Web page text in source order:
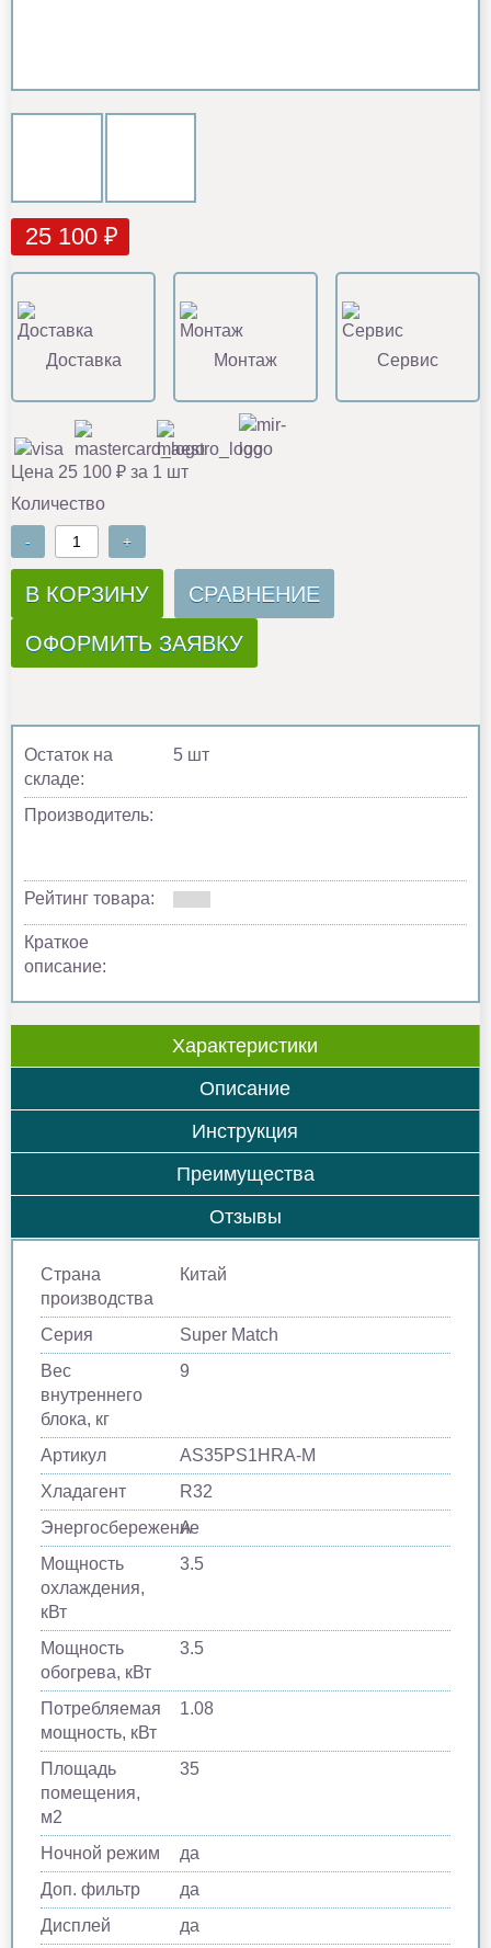
25 100 ₽
Доставка Монтаж Сервис
Цена 25 100 ₽ за 1 шт
Количество
- +
В КОРЗИНУ СРАВНЕНИЕ
ОФОРМИТЬ ЗАЯВКУ
Остаток на
складе:
5 шт
Производитель:
Рейтинг товара:
Краткое
описание:
Характеристики
Описание
Инструкция
Преимущества
Отзывы
Страна
производства
Китай
Серия
Super Match
Вес
внутреннего
блока, кг
9
Артикул
AS35PS1HRA-M
Хладагент
R32
Энергосбережение
A
Мощность
охлаждения,
кВт
3.5
Мощность
обогрева, кВт
3.5
Потребляемая
мощность, кВт
1.08
Площадь
помещения,
м2
35
Ночной режим
да
Доп. фильтр
да
Дисплей
да